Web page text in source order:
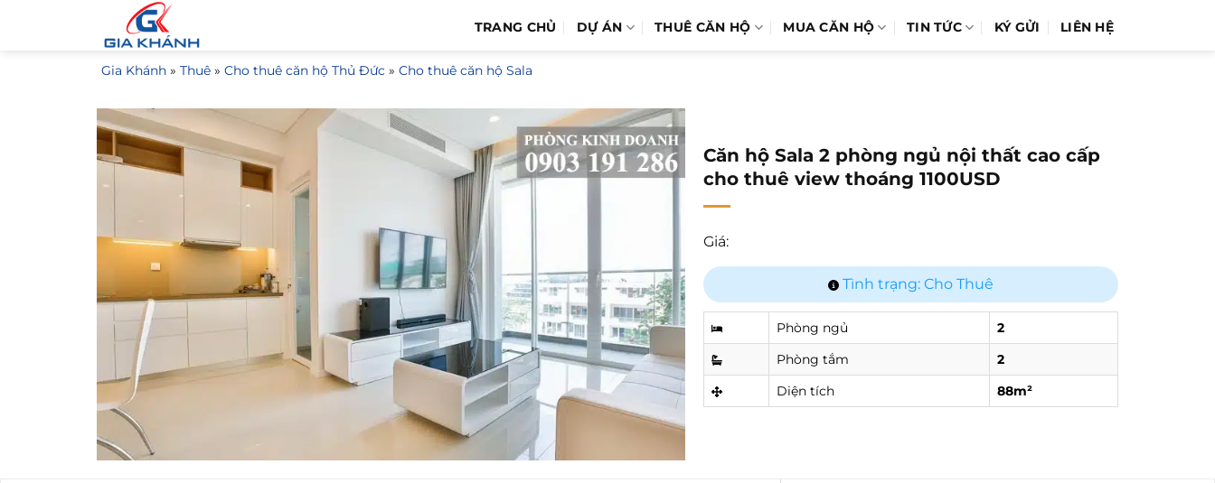
TRANG CHỦ DỰ ÁN THUÊ CĂN HỘ MUA CĂN HỘ TIN TỨC KÝ GỬI LIÊN HỆ
Gia Khánh » Thuê » Cho thuê căn hộ Thủ Đức » Cho thuê căn hộ Sala
Căn hộ Sala 2 phòng ngủ nội thất cao cấp
cho thuê view thoáng 1100USD
Giá:
Tình trạng: Cho Thuê
Phòng ngủ
2
Phòng tắm
2
Diện tích
88m²